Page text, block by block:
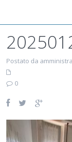
Postato da
0